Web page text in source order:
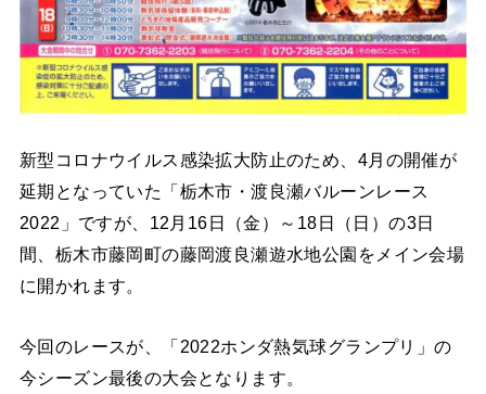
新型コロナウイルス感染拡大防止のため、4月の開催が
延期となっていた「栃木市・渡良瀬バルーンレース
2022」ですが、12月16日（金）～18日（日）の3日
間、栃木市藤岡町の藤岡渡良瀬遊水地公園をメイン会場
に開かれます。
今回のレースが、「2022ホンダ熱気球グランプリ」の
今シーズン最後の大会となります。